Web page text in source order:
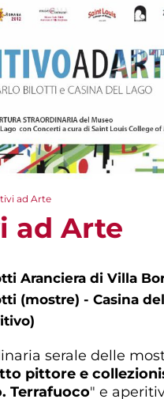
ad Arte
ad Arte
Aranciera di Villa
(mostre) - Casina
serale delle
pittore e
Terrafuoco" e